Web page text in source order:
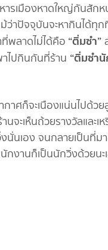
รเมืองหาดใหญ่กันสัก
ว่าปัจจุบันจะหากินได้
พลาดไม่ได้คือ “ติ่มซำ”
าไปกินกันที่ร้าน “ติ่มซำ
าศก็จะเนืองแน่นไปด้ว
จะเห็นถ้วยรางวัลและ
งนั่นเอง จนกลายเป็น
งานก็เป็นนักวิ่งด้วยนะ